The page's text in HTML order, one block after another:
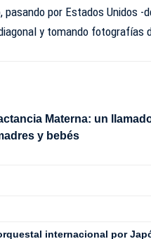
por Estados Unidos -
y tomando fotografías
Materna: un
y bebés
internacional por